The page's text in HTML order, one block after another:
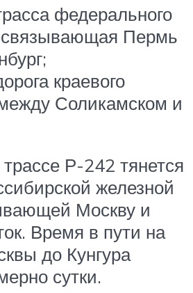
федерального
связывающая Пермь
краевого
Соликамском и
Р-242 тянется
железной
Москву и
Время в пути на
до Кунгура
сутки.